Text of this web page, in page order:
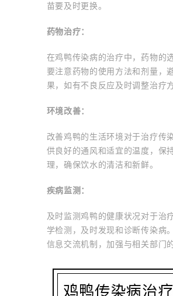
苗要及时更换。
药物治疗：
在鸡鸭传染病的治疗中，药物的
要注意药物的使用方法和剂量，
果，如有不良反应及时调整治疗
环境改善：
改善鸡鸭的生活环境对于治疗传
供良好的通风和适宜的温度，保
理，确保饮水的清洁和新鲜。
疾病监测：
及时监测鸡鸭的健康状况对于治
学检测，及时发现和诊断传染病
信息交流机制，加强与相关部门